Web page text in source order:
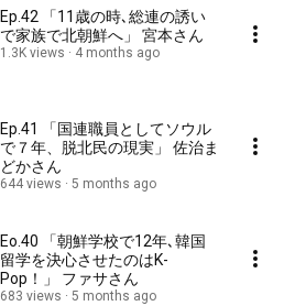
Ep.42 「11歳の時､総連の誘い
で家族で北朝鮮へ」 宮本さん
1.3K views 4 months ago
Ep.41 「国連職員としてソウル
で７年、脱北民の現実」 佐治ま
どかさん
644 views 5 months ago
Eo.40 「朝鮮学校で12年､韓国
留学を決心させたのはK-
Pop！」 ファサさん
683 views 5 months ago